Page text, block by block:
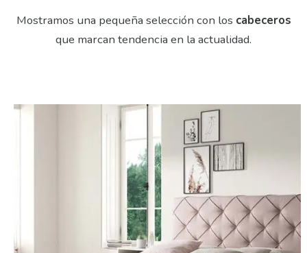
Mostramos una pequeña selección con los cabeceros
que marcan tendencia en la actualidad.